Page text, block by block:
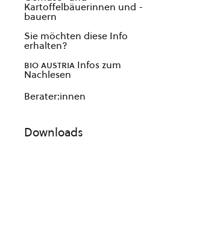
Kartoffelbäuerinnen und -
bauern
Sie möchten diese Info
erhalten?
bio austria Infos zum
Nachlesen
Berater:innen
Downloads